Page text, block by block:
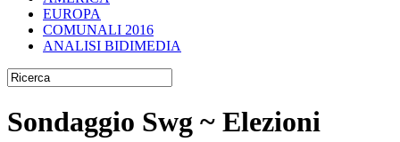
EUROPA
COMUNALI 2016
ANALISI BIDIMEDIA
Sondaggio Swg ~ Elezioni